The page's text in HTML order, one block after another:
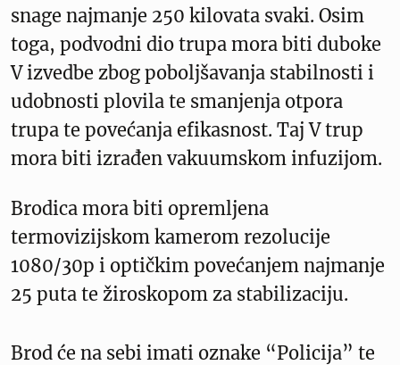
snage najmanje 250 kilovata svaki. Osim
toga, podvodni dio trupa mora biti duboke
V izvedbe zbog poboljšavanja stabilnosti i
udobnosti plovila te smanjenja otpora
trupa te povećanja efikasnost. Taj V trup
mora biti izrađen vakuumskom infuzijom.
Brodica mora biti opremljena
termovizijskom kamerom rezolucije
1080/30p i optičkim povećanjem najmanje
25 puta te žiroskopom za stabilizaciju.
Brod će na sebi imati oznake “Policija” te